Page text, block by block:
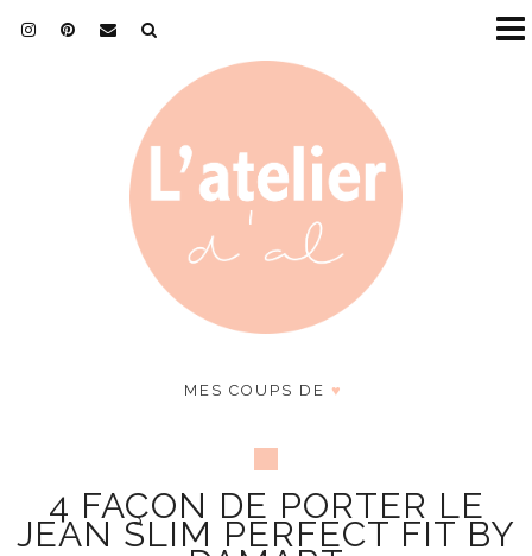
MES COUPS DE ♥
4 FAÇON DE PORTER LE
JEAN SLIM PERFECT FIT BY